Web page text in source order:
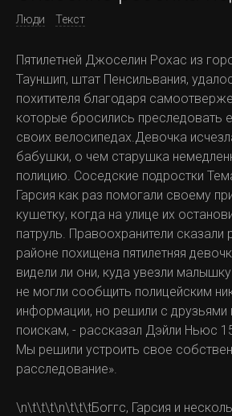
Люди Текст
Пятилетней Джоселин Рохас из
Тауншип, штат Пенсильвания,
похитителя благодаря
которые бросились преследовать
своих велосипедах.Девочка
бабушки, о чем старушка
полицию. Соседские подростки
Гарсия как раз помогали своему
кушетку, когда на улице их
патруль. Правоохранители сказали
районе похищена пятилетняя
видели ли они, куда увезли
не могли сообщить полицейским
информации, но решили с друзьями
поискам, - рассказал Дэйли Ньюс
Мы решили устроить свое
расследование».
\n\t\t\t\n\t\t\tБоггс, Гарсия и